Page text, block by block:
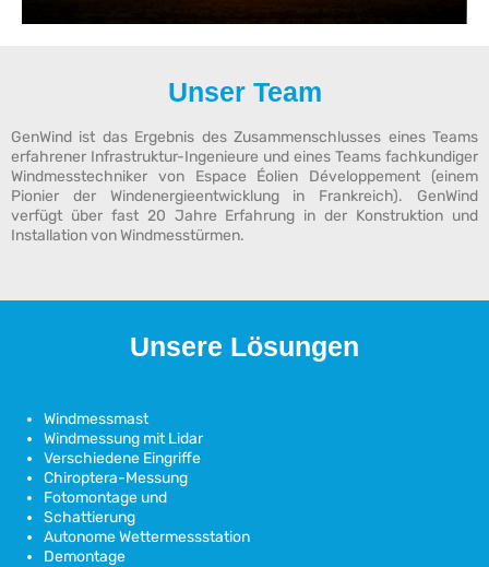
Unser Team
GenWind ist das Ergebnis des Zusammenschlusses eines Teams
erfahrener Infrastruktur-Ingenieure und eines Teams fachkundiger
Windmesstechniker von Espace Éolien Développement (einem
Pionier der Windenergieentwicklung in Frankreich). GenWind
verfügt über fast 20 Jahre Erfahrung in der Konstruktion und
Installation von Windmesstürmen.
Unsere Lösungen
Windmessmast
Windmessung mit Lidar
Verschiedene Eingriffe
Chiroptera-Messung
Fotomontage und
Schattierung
Autonome Wettermessstation
Demontage